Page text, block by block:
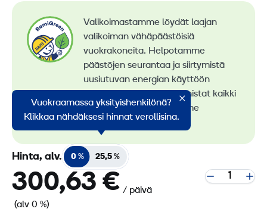
Valikoimastamme löydät laajan
valikoiman vähäpäästöisiä
vuokrakoneita. Helpotamme
päästöjen seurantaa ja siirtymistä
uusiutuvan energian käyttöön
konevuokrauksessa. Tunnistat kaikki
vähäpäästöiset koneemme
RamiGreen-merkistä.
Vuokraamassa yksityishenkilönä?
Klikkaa nähdäksesi hinnat verollisina.
Hinta, alv. 0 % 25,5 %
300,63 € / päivä
(alv 0 %)